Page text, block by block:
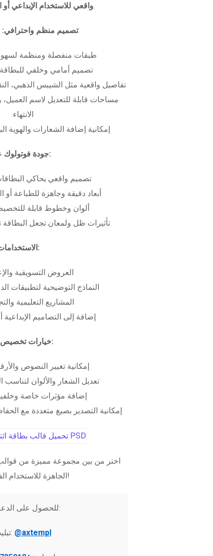
واقعي للاستخدام الإبداعي.
تصميم منظم واحترافي:يتضمن الملف:
طبقات منفصلة ومنظمة
تصميم أمامي وخلفي للبطاقة
تفاصيل واقعية مثل الشيبس الذهبي،
مساحات قابلة للتعديل لاسم العميل،
الانتهاء
إمكانية إضافة الشعارات والهوية
جودة فوتولوك عالية:
تصميم واقعي يحاكي
أبعاد دقيقة وجاهزة للطباعة
ألوان وخطوط قابلة
تأثيرات ظل ولمعان تجعل البطاقة
الاستخدامات:
العروض التسويقية
النماذج التوضيحية لتطبيقات
المشاريع التعليمية
إضافة إلى التصاميم الإبداعية
خيارات تخصيص مرنة:
إمكانية تغيير النصوص
تعديل الشعار والألوان لتناسب
إضافة مؤثرات خاصة
إمكانية التصدير بصيغ متعددة مع
اختر من بين مجموعة مميزة من
الجاهزة للاستخدام الفوري!
للحصول على الدعم الفني:
تيليجرام: @axtempl